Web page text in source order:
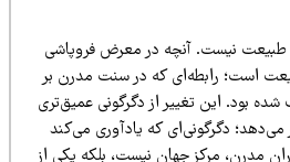
نیست. آنچه در معرض فروپاشی
رابطه‌ای که در سنت مدرن بر
این تغییر از دگرگونی عمیق‌تری
دگرگونی‌ای که یادآوری می‌کند
مرکز جهان نیست، بلکه یکی از